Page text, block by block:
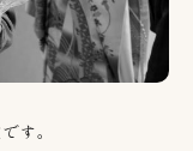
す。